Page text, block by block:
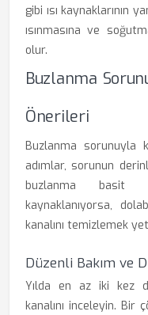
gibi ısı kaynaklarının
ısınmasına ve
olur.
Buzlanma
Önerileri
Buzlanma sorunuyla
adımlar, sorunun
buzlanma basit
kaynaklanıyorsa,
kanalını temizlemek
Düzenli Bakım ve
Yılda en az iki kez
kanalını inceleyin. Bir